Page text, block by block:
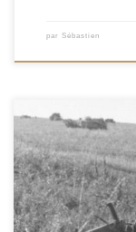
par Sébastien
Lorsque j’ai débuté la
n’aurais jamais
fassent aujourd’hui